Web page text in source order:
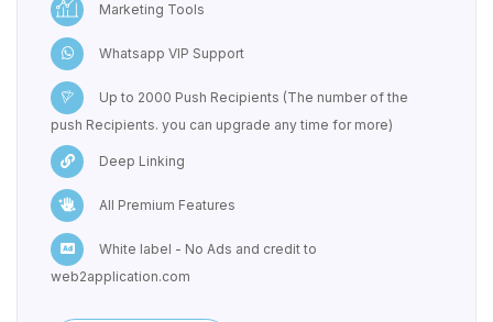
Marketing Tools
Whatsapp VIP Support
Up to 2000 Push Recipients (The number of the
push Recipients. you can upgrade any time for more)
Deep Linking
All Premium Features
White label - No Ads and credit to
web2application.com